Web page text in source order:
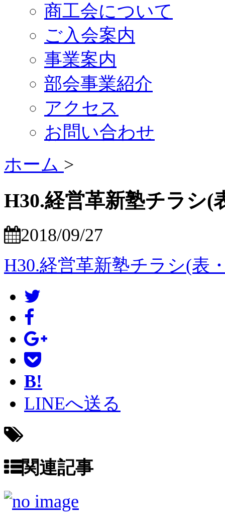
商工会について
ご入会案内
事業案内
部会事業紹介
アクセス
お問い合わせ
ホーム >
H30.経営革新塾チラシ(
2018/09/27
H30.経営革新塾チラシ(表
B!
LINEへ送る
-
関連記事